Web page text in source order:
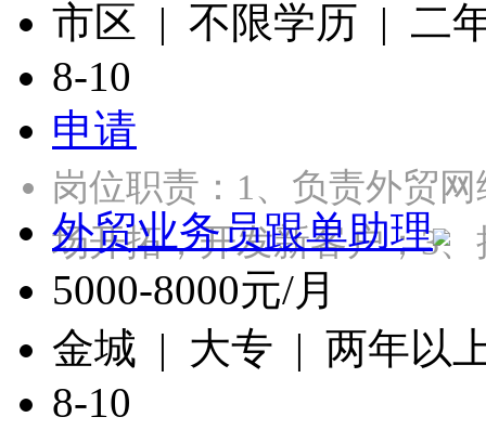
市区 | 不限学历 | 二
8-10
申请
岗位职责：1、负责外贸
场开拓，开发新客户；3
外贸业务员跟单助理
5000-8000元/月
金城 | 大专 | 两年以
8-10